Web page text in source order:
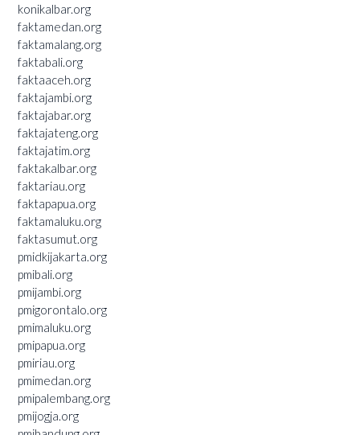
konikalbar.org
faktamedan.org
faktamalang.org
faktabali.org
faktaaceh.org
faktajambi.org
faktajabar.org
faktajateng.org
faktajatim.org
faktakalbar.org
faktariau.org
faktapapua.org
faktamaluku.org
faktasumut.org
pmidkijakarta.org
pmibali.org
pmijambi.org
pmigorontalo.org
pmimaluku.org
pmipapua.org
pmiriau.org
pmimedan.org
pmipalembang.org
pmijogja.org